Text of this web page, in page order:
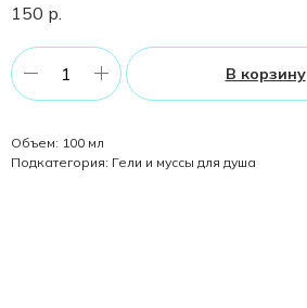
150 р.
В корзину
Объем: 100 мл
Подкатегория: Гели и муссы для душа